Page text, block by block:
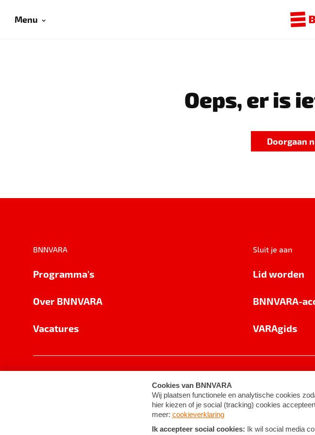
Menu
Oeps, er is
Doorgaan
BNNVARA
Programma's
Over BNNVARA
Vacatures
Sluit je aan
Lid worden
BNNVARA-
VARAgids
Cookie-instellingen Algemene voorwaarden ©2026